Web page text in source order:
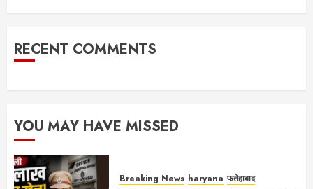
RECENT COMMENTS
YOU MAY HAVE MISSED
Breaking News haryana फतेहाबाद